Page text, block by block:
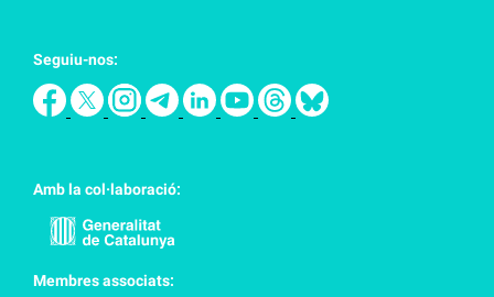
Seguiu-nos:
Amb la col·laboració:
Membres associats: